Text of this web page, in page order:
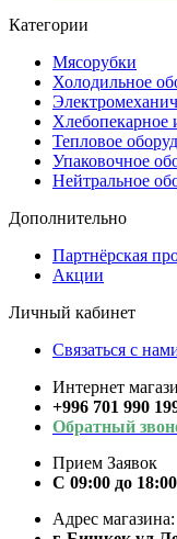
Категории
Мясорубки
Холодильное
Хлебопекарное
Тепловое
Упаковочное
Нейтральное
Дополнительно
Партнёрская
Акции
Личный кабинет
Связаться с
Интернет
+996 701 990
Обратный
Прием Заявок
С 09:00 до 18:00
Адрес магазина: